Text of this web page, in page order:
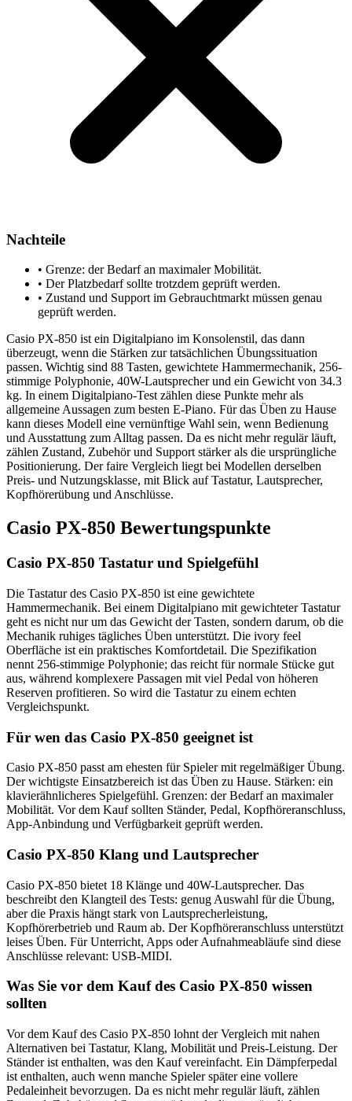
Nachteile
• Grenze: der Bedarf an maximaler Mobilität.
• Der Platzbedarf sollte trotzdem geprüft werden.
• Zustand und Support im Gebrauchtmarkt müssen genau
geprüft werden.
Casio PX-850 ist ein Digitalpiano im Konsolenstil, das dann
überzeugt, wenn die Stärken zur tatsächlichen Übungssituation
passen. Wichtig sind 88 Tasten, gewichtete Hammermechanik, 256-
stimmige Polyphonie, 40W-Lautsprecher und ein Gewicht von 34.3
kg. In einem Digitalpiano-Test zählen diese Punkte mehr als
allgemeine Aussagen zum besten E-Piano. Für das Üben zu Hause
kann dieses Modell eine vernünftige Wahl sein, wenn Bedienung
und Ausstattung zum Alltag passen. Da es nicht mehr regulär läuft,
zählen Zustand, Zubehör und Support stärker als die ursprüngliche
Positionierung. Der faire Vergleich liegt bei Modellen derselben
Preis- und Nutzungsklasse, mit Blick auf Tastatur, Lautsprecher,
Kopfhörerübung und Anschlüsse.
Casio PX-850 Bewertungspunkte
Casio PX-850 Tastatur und Spielgefühl
Die Tastatur des Casio PX-850 ist eine gewichtete
Hammermechanik. Bei einem Digitalpiano mit gewichteter Tastatur
geht es nicht nur um das Gewicht der Tasten, sondern darum, ob die
Mechanik ruhiges tägliches Üben unterstützt. Die ivory feel
Oberfläche ist ein praktisches Komfortdetail. Die Spezifikation
nennt 256-stimmige Polyphonie; das reicht für normale Stücke gut
aus, während komplexere Passagen mit viel Pedal von höheren
Reserven profitieren. So wird die Tastatur zu einem echten
Vergleichspunkt.
Für wen das Casio PX-850 geeignet ist
Casio PX-850 passt am ehesten für Spieler mit regelmäßiger Übung.
Der wichtigste Einsatzbereich ist das Üben zu Hause. Stärken: ein
klavierähnlicheres Spielgefühl. Grenzen: der Bedarf an maximaler
Mobilität. Vor dem Kauf sollten Ständer, Pedal, Kopfhöreranschluss,
App-Anbindung und Verfügbarkeit geprüft werden.
Casio PX-850 Klang und Lautsprecher
Casio PX-850 bietet 18 Klänge und 40W-Lautsprecher. Das
beschreibt den Klangteil des Tests: genug Auswahl für die Übung,
aber die Praxis hängt stark von Lautsprecherleistung,
Kopfhörerbetrieb und Raum ab. Der Kopfhöreranschluss unterstützt
leises Üben. Für Unterricht, Apps oder Aufnahmeabläufe sind diese
Anschlüsse relevant: USB-MIDI.
Was Sie vor dem Kauf des Casio PX-850 wissen
sollten
Vor dem Kauf des Casio PX-850 lohnt der Vergleich mit nahen
Alternativen bei Tastatur, Klang, Mobilität und Preis-Leistung. Der
Ständer ist enthalten, was den Kauf vereinfacht. Ein Dämpferpedal
ist enthalten, auch wenn manche Spieler später eine vollere
Pedaleinheit bevorzugen. Da es nicht mehr regulär läuft, zählen